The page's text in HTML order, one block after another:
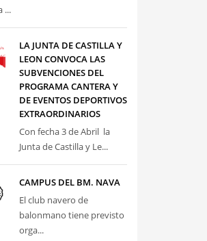
...
LA JUNTA DE CASTILLA Y
LEON CONVOCA LAS
SUBVENCIONES DEL
PROGRAMA CANTERA Y
DE EVENTOS DEPORTIVOS
EXTRAORDINARIOS
Con fecha 3 de Abril la
Junta de Castilla y Le...
CAMPUS DEL BM. NAVA
El club navero de
balonmano tiene previsto
orga...